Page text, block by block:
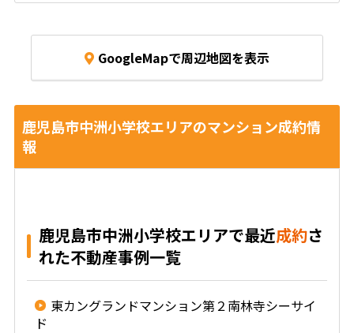
GoogleMapで周辺地図を表示
鹿児島市中洲小学校エリアのマンション成約情
報
鹿児島市中洲小学校エリアで最近成約さ
れた不動産事例一覧
東カングランドマンション第２南林寺シーサイ
ド